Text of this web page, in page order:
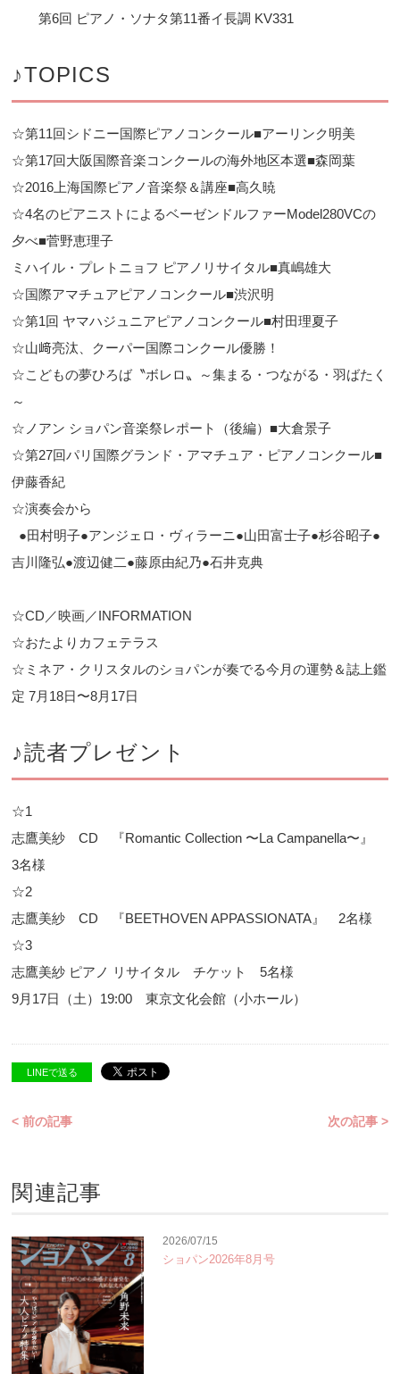
第6回 ピアノ・ソナタ第11番イ長調 KV331
♪TOPICS
☆第11回シドニー国際ピアノコンクール■アーリンク明美
☆第17回大阪国際音楽コンクールの海外地区本選■森岡葉
☆2016上海国際ピアノ音楽祭＆講座■高久暁
☆4名のピアニストによるベーゼンドルファーModel280VCの
夕べ■菅野恵理子
ミハイル・プレトニョフ ピアノリサイタル■真嶋雄大
☆国際アマチュアピアノコンクール■渋沢明
☆第1回 ヤマハジュニアピアノコンクール■村田理夏子
☆山﨑亮汰、クーパー国際コンクール優勝！
☆こどもの夢ひろば〝ボレロ〟～集まる・つながる・羽ばたく
～
☆ノアン ショパン音楽祭レポート（後編）■大倉景子
☆第27回パリ国際グランド・アマチュア・ピアノコンクール■
伊藤香紀
☆演奏会から
●田村明子●アンジェロ・ヴィラーニ●山田富士子●杉谷昭子●
吉川隆弘●渡辺健二●藤原由紀乃●石井克典
☆CD／映画／INFORMATION
☆おたよりカフェテラス
☆ミネア・クリスタルのショパンが奏でる今月の運勢＆誌上鑑
定 7月18日〜8月17日
♪読者プレゼント
☆1
志鷹美紗 CD 『Romantic Collection 〜La Campanella〜』
3名様
☆2
志鷹美紗 CD 『BEETHOVEN APPASSIONATA』 2名様
☆3
志鷹美紗 ピアノ リサイタル チケット 5名様
9月17日（土）19:00 東京文化会館（小ホール）
LINEで送る
< 前の記事 次の記事 >
関連記事
2026/07/15
ショパン2026年8月号